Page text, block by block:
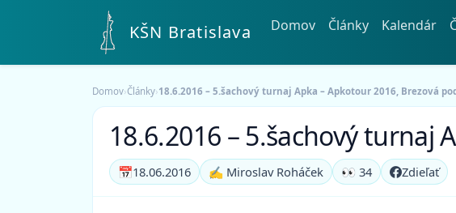
KŠN Bratislava Domov Články Kalendár
Domov›Články›18.6.2016 – 5.šachový turnaj Apka – Apkotour 2016, Brezová
18.6.2016 – 5.šachový turnaj
📅18.06.2016 ✍️ Miroslav Roháček 👀 34 Zdieľať